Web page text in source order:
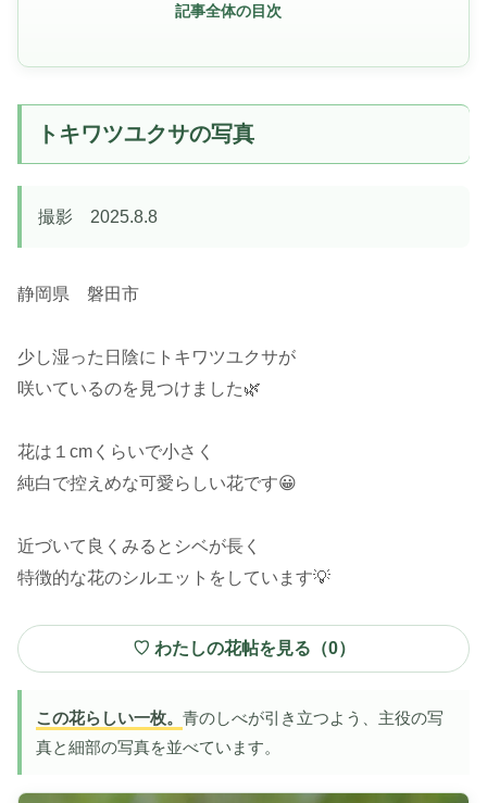
記事全体の目次
トキワツユクサの写真
撮影 2025.8.8
静岡県 磐田市
少し湿った日陰にトキワツユクサが
咲いているのを見つけました🌿
花は１cmくらいで小さく
純白で控えめな可愛らしい花です😀
近づいて良くみるとシベが長く
特徴的な花のシルエットをしています💡
♡ わたしの花帖を見る（0）
この花らしい一枚。 青のしべが引き立つよう、主役の写
真と細部の写真を並べています。